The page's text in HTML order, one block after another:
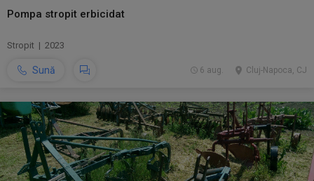
Pompa stropit erbicidat
Stropit | 2023
Sună Cluj-Napoca, CJ
6 aug.